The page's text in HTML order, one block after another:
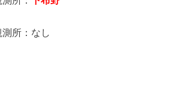
所：なし